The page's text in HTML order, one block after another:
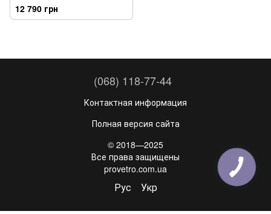
12 790 грн
(068) 118-77-44
Контактная информация
Полная версия сайта
© 2018—2025
Все права защищены
provetro.com.ua
Рус Укр